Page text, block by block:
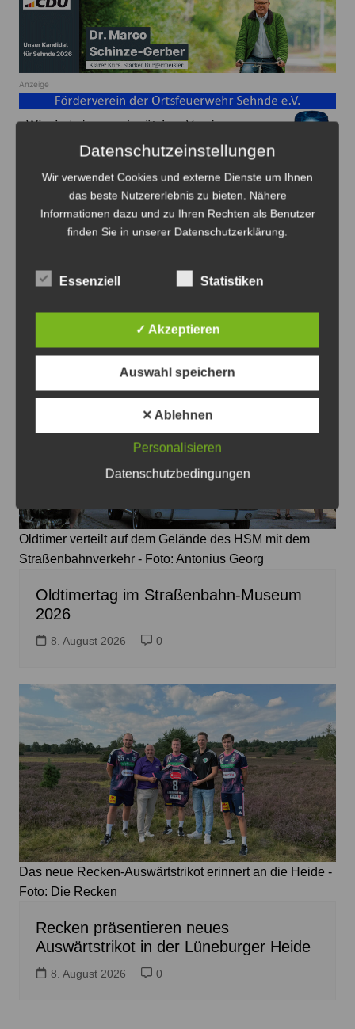
Anzeige
Land Niedersachsen
Beitragsnavigation
Zurück
Das könnte Sie auch interessieren
Oldtimer verteilt auf dem Gelände des HSM mit dem
Straßenbahnverkehr - Foto: Antonius Georg
Oldtimertag im Straßenbahn-Museum
2026
8. August 2026 0
Das neue Recken-Auswärtstrikot erinnert an die Heide -
Foto: Die Recken
Recken präsentieren neues
Auswärtstrikot in der Lüneburger Heide
8. August 2026 0
Datenschutzeinstellungen
Wir verwendet Cookies und externe Dienste um Ihnen
das beste Nutzererlebnis zu bieten. Nähere
Informationen dazu und zu Ihren Rechten als Benutzer
finden Sie in unserer Datenschutzerklärung.
Essenziell Statistiken
✓ Akzeptieren
Auswahl speichern
✕ Ablehnen
Personalisieren
Datenschutzbedingungen